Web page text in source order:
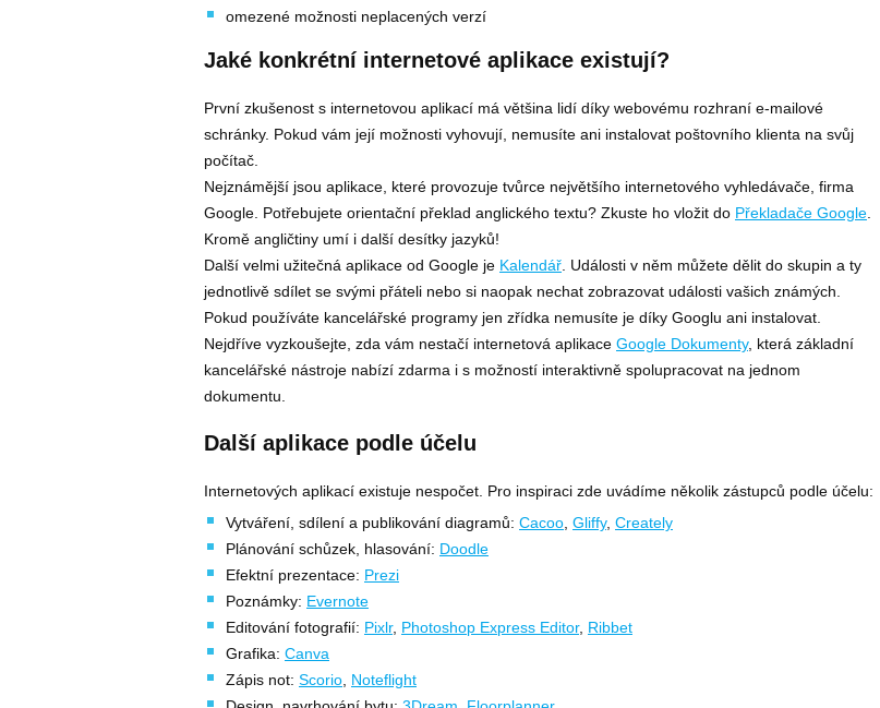
omezené možnosti neplacených verzí
Jaké konkrétní internetové aplikace existují?
První zkušenost s internetovou aplikací má většina lidí díky webovému rozhraní e-mailové
schránky. Pokud vám její možnosti vyhovují, nemusíte ani instalovat poštovního klienta na svůj
počítač.
Nejznámější jsou aplikace, které provozuje tvůrce největšího internetového vyhledávače, firma
Google. Potřebujete orientační překlad anglického textu? Zkuste ho vložit do Překladače Google
Kromě angličtiny umí i další desítky jazyků!
Další velmi užitečná aplikace od Google je Kalendář . Události v něm můžete dělit do skupin a ty
jednotlivě sdílet se svými přáteli nebo si naopak nechat zobrazovat události vašich známých.
Pokud používáte kancelářské programy jen zřídka nemusíte je díky Googlu ani instalovat.
Nejdříve vyzkoušejte, zda vám nestačí internetová aplikace Google Dokumenty, která základní
kancelářské nástroje nabízí zdarma i s možností interaktivně spolupracovat na jednom
dokumentu.
Další aplikace podle účelu
Internetových aplikací existuje nespočet. Pro inspiraci zde uvádíme několik zástupců podle účelu:
Vytváření, sdílení a publikování diagramů: Cacoo Gliffy, Creately
Plánování schůzek, hlasování: Doodle
Efektní prezentace: Prezi
Poznámky: Evernote
Editování fotografií: Pixlr, Photoshop Express Editor, Ribbet
Grafika: Canva
Zápis not: Scorio Noteflight